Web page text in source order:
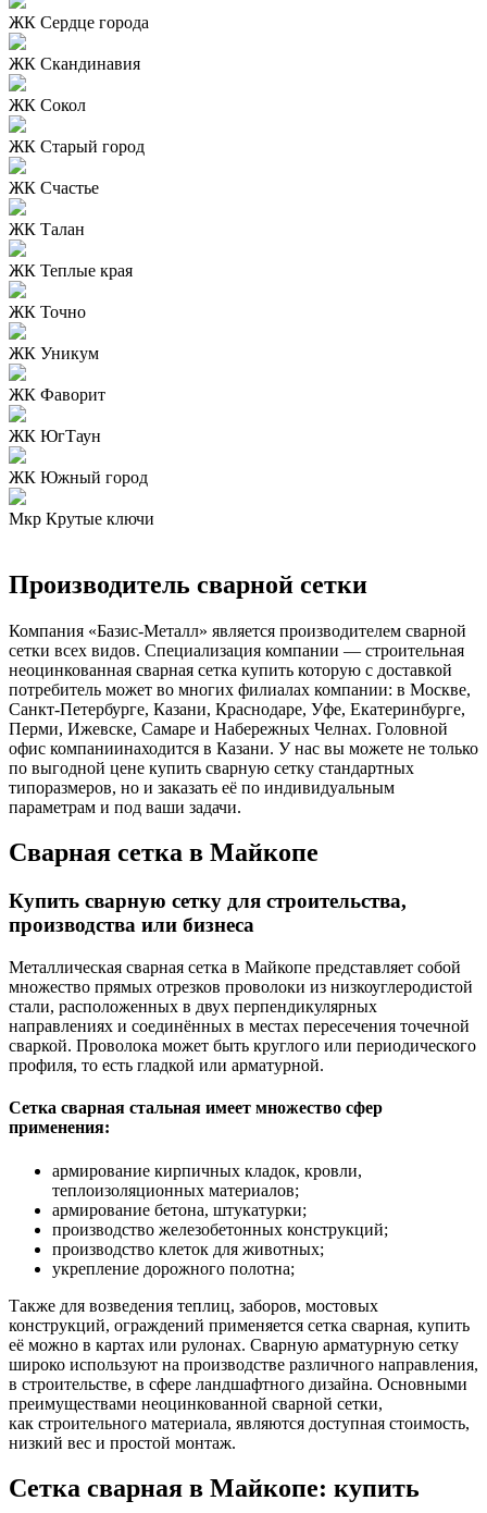
ЖК Сердце города
ЖК Скандинавия
ЖК Сокол
ЖК Старый город
ЖК Счастье
ЖК Талан
ЖК Теплые края
ЖК Точно
ЖК Уникум
ЖК Фаворит
ЖК ЮгТаун
ЖК Южный город
Мкр Крутые ключи
Производитель сварной сетки
Компания «Базис-Металл» является производителем сварной
сетки всех видов. Специализация компании — строительная
неоцинкованная сварная сетка купить которую с доставкой
потребитель может во многих филиалах компании: в Москве,
Санкт-Петербурге, Казани, Краснодаре, Уфе, Екатеринбурге,
Перми, Ижевске, Самаре и Набережных Челнах. Головной
офис компаниинаходится в Казани. У нас вы можете не только
по выгодной цене купить сварную сетку стандартных
типоразмеров, но и заказать её по индивидуальным
параметрам и под ваши задачи.
Сварная сетка в Майкопе
Купить сварную сетку для строительства,
производства или бизнеса
Металлическая сварная сетка в Майкопе представляет собой
множество прямых отрезков проволоки из низкоуглеродистой
стали, расположенных в двух перпендикулярных
направлениях и соединённых в местах пересечения точечной
сваркой. Проволока может быть круглого или периодического
профиля, то есть гладкой или арматурной.
Сетка сварная стальная имеет множество сфер
применения:
армирование кирпичных кладок, кровли,
теплоизоляционных материалов;
армирование бетона, штукатурки;
производство железобетонных конструкций;
производство клеток для животных;
укрепление дорожного полотна;
Также для возведения теплиц, заборов, мостовых
конструкций, ограждений применяется сетка сварная, купить
её можно в картах или рулонах. Сварную арматурную сетку
широко используют на производстве различного направления,
в строительстве, в сфере ландшафтного дизайна. Основными
преимуществами неоцинкованной сварной сетки,
как строительного материала, являются доступная стоимость,
низкий вес и простой монтаж.
Сетка сварная в Майкопе: купить